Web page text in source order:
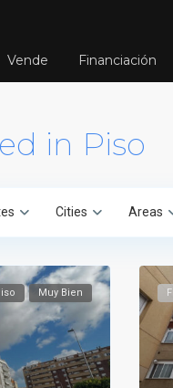
Vende Financiación
in Piso
Cities Areas
Muy Bien